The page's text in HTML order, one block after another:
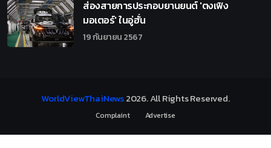
ส่องสายการประกอบยานยนต์ 'ตงเฟิง
มอเตอร์' ในอู่ฮั่น
19 กันยายน 2567
WorldViewThaiNews2026. All Rights Reserved.
Complaint Advertise